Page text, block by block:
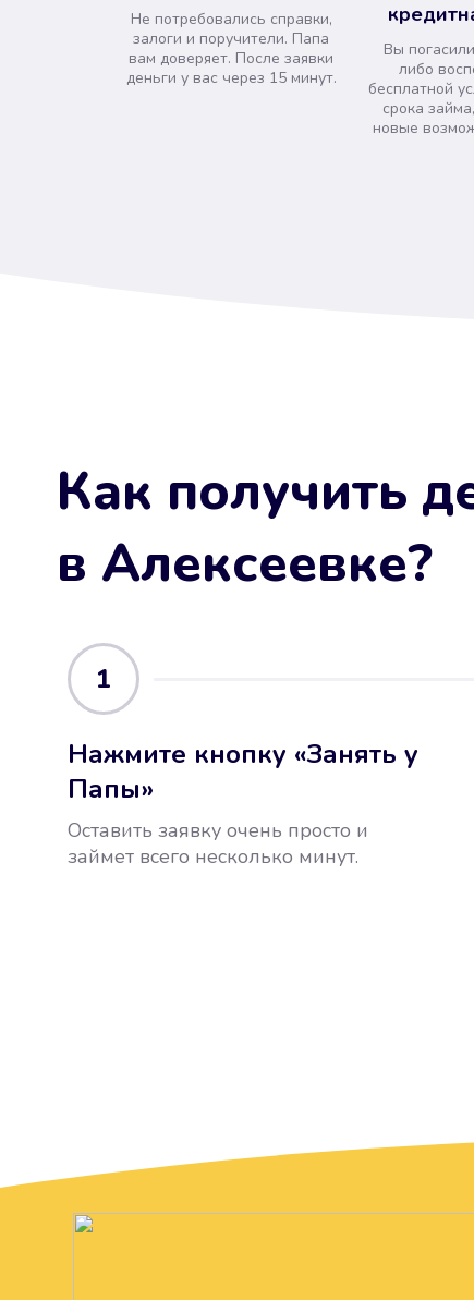
Не потребовались справки,
залоги и поручители. Папа
вам доверяет. После заявки
деньги у вас через 15 минут.
Вы
либо
бесплатной
срока
новые
Как получить
в Алексеевке?
1
Нажмите кнопку «Занять у
Папы»
Оставить заявку очень просто и
займет всего несколько минут.